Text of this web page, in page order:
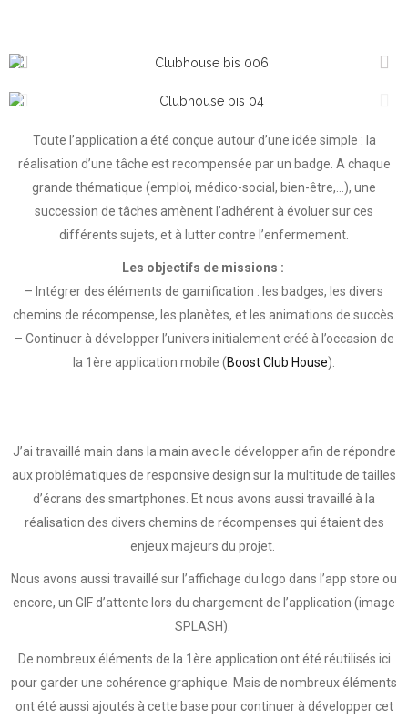
Toute l’application a été conçue autour d’une idée simple : la
réalisation d’une tâche est recompensée par un badge. A chaque
grande thématique (emploi, médico-social, bien-être,…), une
succession de tâches amènent l’adhérent à évoluer sur ces
différents sujets, et à lutter contre l’enfermement.
Les objectifs de missions :
– Intégrer des éléments de gamification : les badges, les divers
chemins de récompense, les planètes, et les animations de succès.
– Continuer à développer l’univers initialement créé à l’occasion de
la 1ère application mobile (Boost Club House).
J’ai travaillé main dans la main avec le développer afin de répondre
aux problématiques de responsive design sur la multitude de tailles
d’écrans des smartphones. Et nous avons aussi travaillé à la
réalisation des divers chemins de récompenses qui étaient des
enjeux majeurs du projet.
Nous avons aussi travaillé sur l’affichage du logo dans l’app store ou
encore, un GIF d’attente lors du chargement de l’application (image
SPLASH).
De nombreux éléments de la 1ère application ont été réutilisés ici
pour garder une cohérence graphique. Mais de nombreux éléments
ont été aussi ajoutés à cette base pour continuer à développer cet